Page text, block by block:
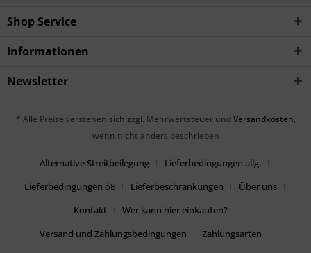
Shop Service
Informationen
Newsletter
* Alle Preise verstehen sich zzgl. Mehrwertsteuer und Versandkosten,
wenn nicht anders beschrieben
Alternative Streitbeilegung
Lieferbedingungen allg.
Lieferbedingungen öE
Lieferbeschränkungen
Über uns
Kontakt
Wer kann hier einkaufen?
Versand und Zahlungsbedingungen
Zahlungsarten